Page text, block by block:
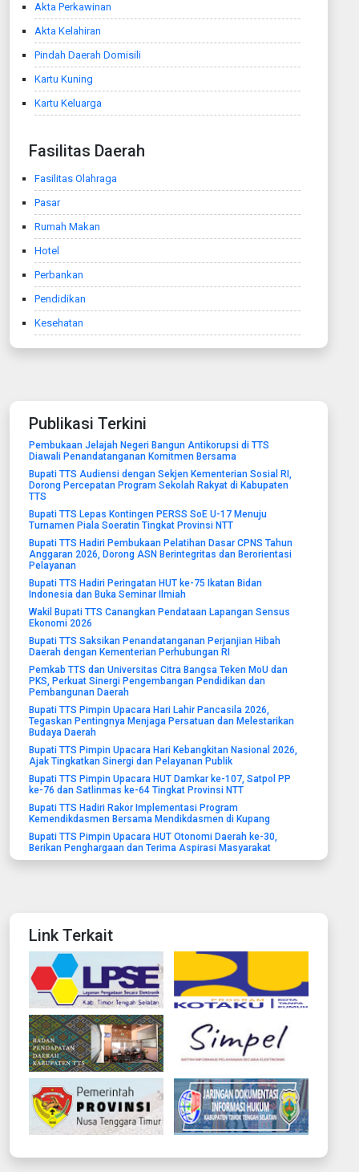
Akta Perkawinan
Akta Kelahiran
Pindah Daerah Domisili
Kartu Kuning
Kartu Keluarga
Fasilitas Daerah
Fasilitas Olahraga
Pasar
Rumah Makan
Hotel
Perbankan
Pendidikan
Kesehatan
Publikasi Terkini
Pembukaan Jelajah Negeri Bangun Antikorupsi di TTS
Diawali Penandatanganan Komitmen Bersama
Bupati TTS Audiensi dengan Sekjen Kementerian Sosial RI,
Dorong Percepatan Program Sekolah Rakyat di Kabupaten
TTS
Bupati TTS Lepas Kontingen PERSS SoE U-17 Menuju
Turnamen Piala Soeratin Tingkat Provinsi NTT
Bupati TTS Hadiri Pembukaan Pelatihan Dasar CPNS Tahun
Anggaran 2026, Dorong ASN Berintegritas dan Berorientasi
Pelayanan
Bupati TTS Hadiri Peringatan HUT ke-75 Ikatan Bidan
Indonesia dan Buka Seminar Ilmiah
Wakil Bupati TTS Canangkan Pendataan Lapangan Sensus
Ekonomi 2026
Bupati TTS Saksikan Penandatanganan Perjanjian Hibah
Daerah dengan Kementerian Perhubungan RI
Pemkab TTS dan Universitas Citra Bangsa Teken MoU dan
PKS, Perkuat Sinergi Pengembangan Pendidikan dan
Pembangunan Daerah
Bupati TTS Pimpin Upacara Hari Lahir Pancasila 2026,
Tegaskan Pentingnya Menjaga Persatuan dan Melestarikan
Budaya Daerah
Bupati TTS Pimpin Upacara Hari Kebangkitan Nasional 2026,
Ajak Tingkatkan Sinergi dan Pelayanan Publik
Bupati TTS Pimpin Upacara HUT Damkar ke-107, Satpol PP
ke-76 dan Satlinmas ke-64 Tingkat Provinsi NTT
Bupati TTS Hadiri Rakor Implementasi Program
Kemendikdasmen Bersama Mendikdasmen di Kupang
Bupati TTS Pimpin Upacara HUT Otonomi Daerah ke-30,
Berikan Penghargaan dan Terima Aspirasi Masyarakat
Link Terkait